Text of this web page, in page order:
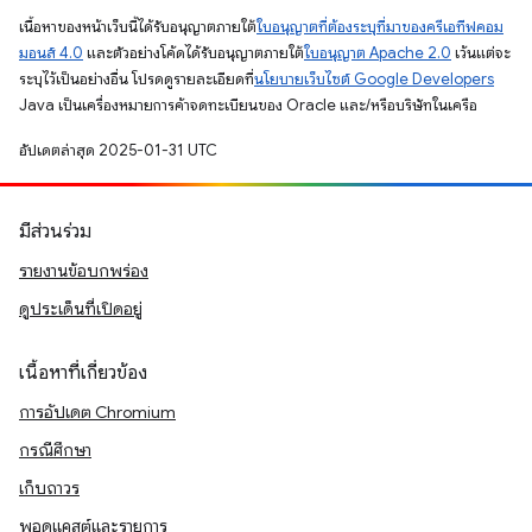
เนื้อหาของหน้าเว็บนี้ได้รับอนุญาตภายใต้ใบอนุญาตที่ต้องระบุที่มาของครีเอทีฟคอม
มอนส์ 4.0 และตัวอย่างโค้ดได้รับอนุญาตภายใต้ใบอนุญาต Apache 2.0 เว้นแต่จะ
ระบุไว้เป็นอย่างอื่น โปรดดูรายละเอียดที่นโยบายเว็บไซต์ Google Developers
Java เป็นเครื่องหมายการค้าจดทะเบียนของ Oracle และ/หรือบริษัทในเครือ
อัปเดตล่าสุด 2025-01-31 UTC
มีส่วนร่วม
รายงานข้อบกพร่อง
ดูประเด็นที่เปิดอยู่
เนื้อหาที่เกี่ยวข้อง
การอัปเดต Chromium
กรณีศึกษา
เก็บถาวร
พอดแคสต์และรายการ